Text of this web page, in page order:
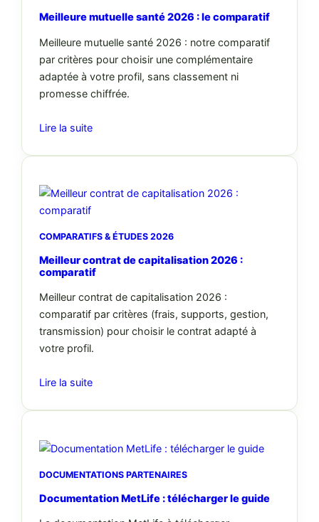
Meilleure mutuelle santé 2026 : le comparatif
Meilleure mutuelle santé 2026 : notre comparatif
par critères pour choisir une complémentaire
adaptée à votre profil, sans classement ni
promesse chiffrée.
Lire la suite
COMPARATIFS & ÉTUDES 2026
Meilleur contrat de capitalisation 2026 :
comparatif
Meilleur contrat de capitalisation 2026 :
comparatif par critères (frais, supports, gestion,
transmission) pour choisir le contrat adapté à
votre profil.
Lire la suite
DOCUMENTATIONS PARTENAIRES
Documentation MetLife : télécharger le guide